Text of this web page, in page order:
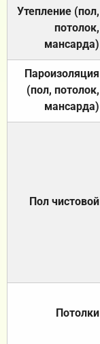
Утепление (пол,
потолок,
мансарда)
Пароизоляция
(пол, потолок,
мансарда)
Пол чистовой
Потолки